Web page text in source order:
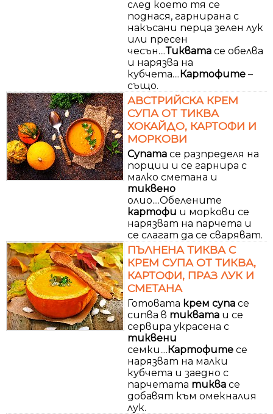
след което тя се
поднася, гарнирана с
накъсани перца зелен лук
или пресен
чесън....Тиквата се обелва
и нарязва на
кубчета....Картофите –
също.
АВСТРИЙСКА КРЕМ
СУПА ОТ ТИКВА
ХОКАЙДО, КАРТОФИ И
МОРКОВИ
Супата се разпределя на
порции и се гарнира с
малко сметана и
тиквено
олио....Обелените
картофи и моркови се
нарязват на парчета и
се слагат да се сваряват.
ПЪЛНЕНА ТИКВА С
КРЕМ СУПА ОТ ТИКВА,
КАРТОФИ, ПРАЗ ЛУК И
СМЕТАНА
Готовата крем супа се
сипва в тиквата и се
сервира украсена с
тиквени
семки....Картофите се
нарязват на малки
кубчета и заедно с
парчетата тиква се
добавят към омекналия
лук.